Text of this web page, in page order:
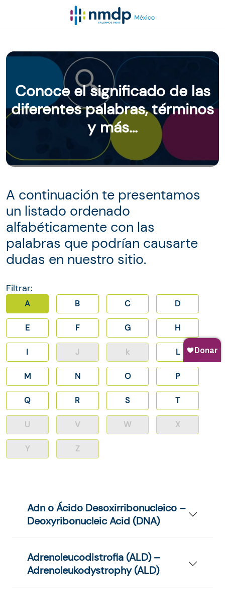
Conoce el significado de las
diferentes palabras, términos
y más…
A continuación te presentamos
un listado ordenado
alfabéticamente con las
palabras que podrían causarte
dudas en nuestro sitio.
Filtrar:
A B C D
E F G H
I J k L
M N O P
Q R S T
U V W X
Y Z
Adn o Ácido Desoxirribonucleico –
Deoxyribonucleic Acid (DNA)
Adrenoleucodistrofia (ALD) –
Adrenoleukodystrophy (ALD)